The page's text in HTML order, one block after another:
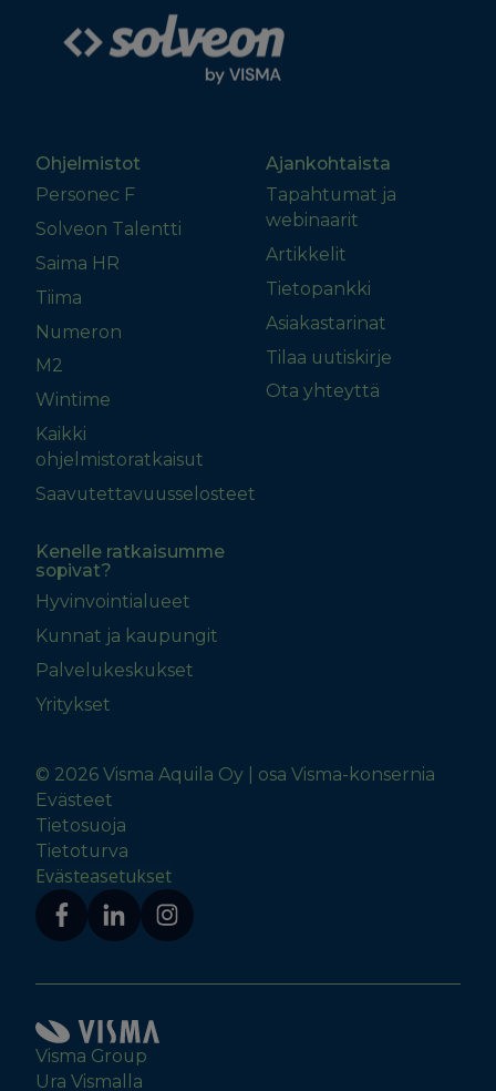
Ohjelmistot
Personec F
Solveon Talentti
Saima HR
Tiima
Numeron
M2
Wintime
Kaikki
ohjelmistoratkaisut
Saavutettavuusselosteet
Ajankohtaista
Tapahtumat ja
webinaarit
Artikkelit
Tietopankki
Asiakastarinat
Tilaa uutiskirje
Ota yhteyttä
Kenelle ratkaisumme
sopivat?
Hyvinvointialueet
Kunnat ja kaupungit
Palvelukeskukset
Yritykset
© 2026 Visma Aquila Oy | osa Visma-konsernia
Evästeet
Tietosuoja
Tietoturva
Evästeasetukset
Visma Group
Ura Vismalla